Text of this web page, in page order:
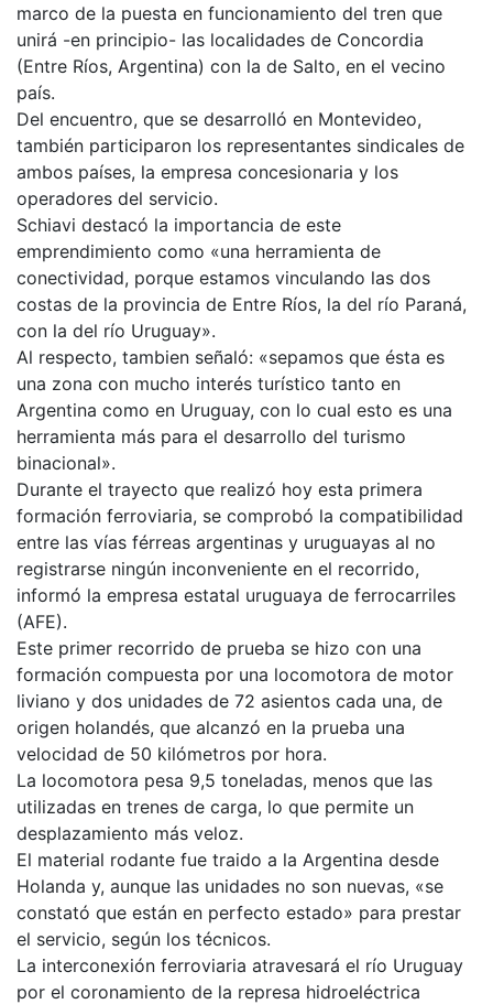
marco de la puesta en funcionamiento del tren que
unirá -en principio- las localidades de Concordia
(Entre Ríos, Argentina) con la de Salto, en el vecino
país.
Del encuentro, que se desarrolló en Montevideo,
también participaron los representantes sindicales de
ambos países, la empresa concesionaria y los
operadores del servicio.
Schiavi destacó la importancia de este
emprendimiento como «una herramienta de
conectividad, porque estamos vinculando las dos
costas de la provincia de Entre Ríos, la del río Paraná,
con la del río Uruguay».
Al respecto, tambien señaló: «sepamos que ésta es
una zona con mucho interés turístico tanto en
Argentina como en Uruguay, con lo cual esto es una
herramienta más para el desarrollo del turismo
binacional».
Durante el trayecto que realizó hoy esta primera
formación ferroviaria, se comprobó la compatibilidad
entre las vías férreas argentinas y uruguayas al no
registrarse ningún inconveniente en el recorrido,
informó la empresa estatal uruguaya de ferrocarriles
(AFE).
Este primer recorrido de prueba se hizo con una
formación compuesta por una locomotora de motor
liviano y dos unidades de 72 asientos cada una, de
origen holandés, que alcanzó en la prueba una
velocidad de 50 kilómetros por hora.
La locomotora pesa 9,5 toneladas, menos que las
utilizadas en trenes de carga, lo que permite un
desplazamiento más veloz.
El material rodante fue traido a la Argentina desde
Holanda y, aunque las unidades no son nuevas, «se
constató que están en perfecto estado» para prestar
el servicio, según los técnicos.
La interconexión ferroviaria atravesará el río Uruguay
por el coronamiento de la represa hidroeléctrica